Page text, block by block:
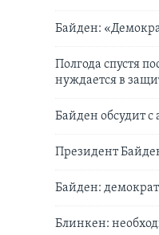
Байден:
Полгода спустя
нуждается в
Байден обсудит с
Президент
Байден:
Блинкен: